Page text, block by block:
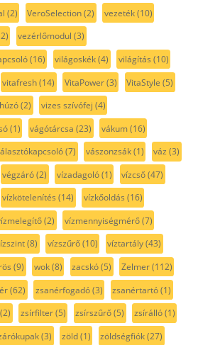
(2) VeroSelection(2) vezeték(10)
vezérlőmodul (3)
(16) világoskék(4) világítás (10)
vitafresh(14) VitaPower(3) VitaStyle (5)
(2) vizes szívófej (4)
(1) vágótárcsa (23) vákum(16)
(7) vászonzsák(1) váz (3)
végzáró(2) vízadagoló(1) vízcső(47)
vízkötelenítés (14) vízkőoldás (16)
(2) vízmennyiségmérő(7)
(8) vízszűrő(10) víztartály(43)
(9) wok(8) zacskó(5) Zelmer(112)
(62) zsanérfogadó(3) zsanértartó(1)
(2) zsírfilter(5) zsírszűrő(5) zsírálló(1)
(3) zöld(1) zöldségfiók(27)